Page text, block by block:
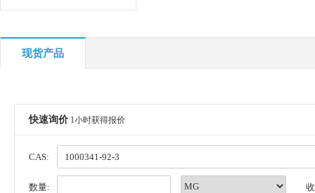
现货产品
快速询价 1小时获得报价
CAS:
数量: